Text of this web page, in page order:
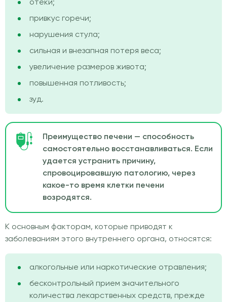
отеки;
привкус горечи;
нарушения стула;
сильная и внезапная потеря веса;
увеличение размеров живота;
повышенная потливость;
зуд.
Преимущество печени — способность
самостоятельно восстанавливаться. Если
удается устранить причину,
спровоцировавшую патологию, через
какое-то время клетки печени
возродятся.
К основным факторам, которые приводят к
заболеваниям этого внутреннего органа, относятся:
алкогольные или наркотические отравления;
бесконтрольный прием значительного
количества лекарственных средств, прежде